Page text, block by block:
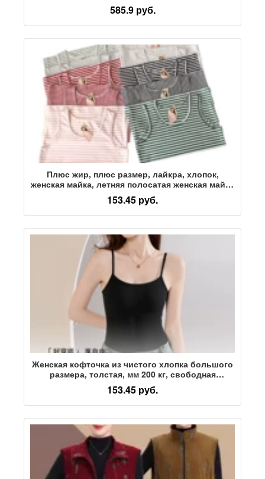
трапеция мм цельная деталь для волос
585.9 руб.
Плюс жир, плюс размер, лайкра, хлопок,
женская майка, летняя полосатая женская майка
с откидной спинкой, толстая сестра, большой
жилет
153.45 руб.
Женская кофточка из чистого хлопка большого
размера, толстая, мм 200 кг, свободная
хлопковая майка большого размера, толстая,
большого размера, трансграничная внешняя
торговля
153.45 руб.